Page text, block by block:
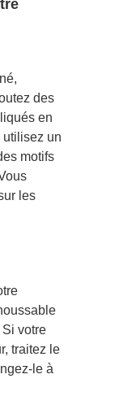
des
en
utilisez un
motifs
les
votre
traitez le
le à